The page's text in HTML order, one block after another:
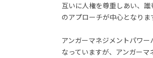
互いに人権を尊重しあい、
のアプローチが中心となりま
アンガーマネジメントパワ
なっていますが、アンガー